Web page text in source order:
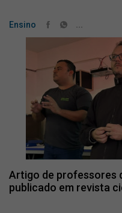
Ensino
Artigo de professores
publicado em revista